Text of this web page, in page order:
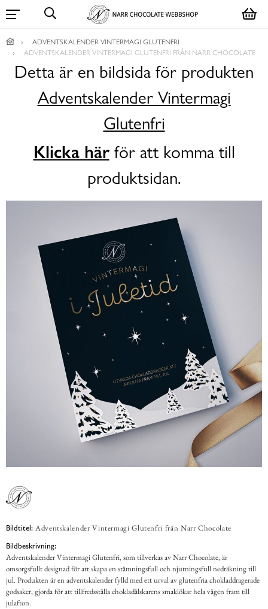
ADVENTSKALENDER VINTERMAGI GLUTENFRI
ADVENTSKALENDER VINTERMAGI GLUTENFRI FRÅN NARR CHOCOLATE
Detta är en bildsida för produkten
Adventskalender Vintermagi
Glutenfri
Klicka härför att komma till
produktsidan.
Bildtitel: Adventskalender Vintermagi Glutenfri från Narr Chocolate
Bildbeskrivning:
Adventskalender Vintermagi Glutenfri, som tillverkas av Narr Chocolate, är
omsorgsfullt designad för att skapa en stämningsfull och njutningsfull nedräkning till
jul. Produkten är en adventskalender fylld med ett urval av glutenfria chokladdragerade
godsaker, gjorda för att tillfredsställa chokladälskarens smaklökar hela vägen fram till
julafton.